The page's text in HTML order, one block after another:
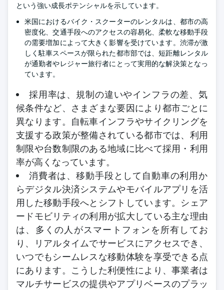
という強い成長ポテンシャルを示しています。
米国におけるバイク・スクーターのレンタルは、都市の高
密度化、交通手段へのアクセスの容易化、柔軟な移動手段
の需要増加によって大きく影響を受けています。渋滞が激
しく駐車スペースが限られた都市部では、短距離レンタル
が通勤者やレジャー旅行者にとって実用的な解決策となっ
ています。
採用率は、規制の違いやインフラの差、気
候条件など、さまざまな要因により都市ごとに
異なります。自転車インフラやサイクリングを
支援する政策が整備されている都市では、利用
制限や台数制限のある地域に比べて採用・利用
率が高くなっています。
消費者は、移動手段として自動車の利用か
らデジタル決済システムやモバイルアプリを活
用した移動手段へとシフトしています。シェア
ードモビリティの利用が拡大している主な理由
は、多くの人がスマートフォンを所有してお
り、リアルタイムでサービスにアクセスでき、
いつでもシームレスな移動体験を享受できる点
にあります。こうした利便性により、事業者は
マルチサービスの提供やアプリベースのプラッ